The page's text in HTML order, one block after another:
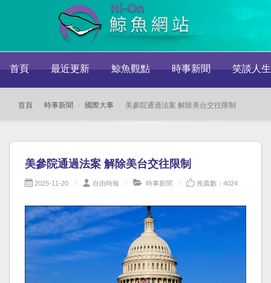
首頁 最近更新 鯨魚觀點 時事新聞 笑談人生
首頁 時事新聞 國際大事 美參院通過法案 解除美台交往限制
美參院通過法案 解除美台交往限制
2025-11-20 自由時報 時事新聞 推薦數：4024